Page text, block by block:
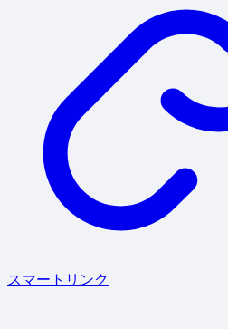
スマートリンク